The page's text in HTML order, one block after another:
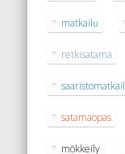
matkailu
retkisatama
satamaopas
mökkeily